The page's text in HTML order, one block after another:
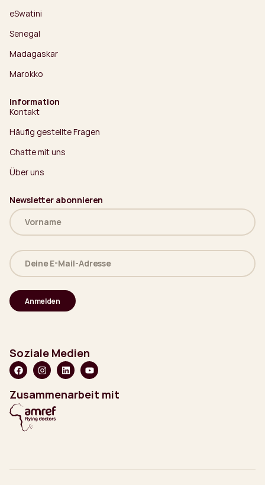
eSwatini
Senegal
Madagaskar
Marokko
Information
Kontakt
Häufig gestellte Fragen
Chatte mit uns
Über uns
Newsletter abonnieren
Name
(erforderlich)
Deine
E-
Mail-
(erforderlich)
Soziale Medien
Zusammenarbeit mit